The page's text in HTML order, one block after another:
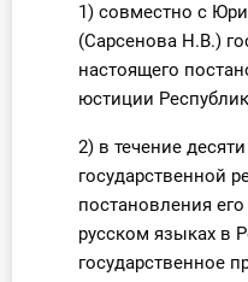
1) совместно с
(Сарсенова Н.В.)
настоящего
юстиции
2) в течение
государственной
постановления
русском языках в
государственное